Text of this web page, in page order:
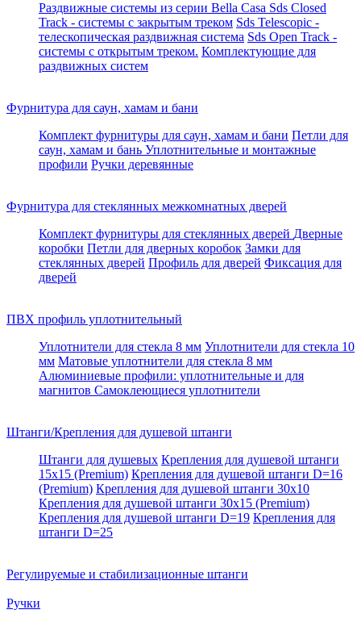
Раздвижные системы из серии Bella Casa Sds Closed
Track - системы с закрытым треком Sds Telescopic -
телескопическая раздвижная система Sds Open Track -
системы с открытым треком. Комплектующие для
раздвижных систем
Фурнитура для саун, хамам и бани
Комплект фурнитуры для саун, хамам и бани Петли для
саун, хамам и бань Уплотнительные и монтажные
профили Ручки деревянные
Фурнитура для стеклянных межкомнатных дверей
Комплект фурнитуры для стеклянных дверей Дверные
коробки Петли для дверных коробок Замки для
стеклянных дверей Профиль для дверей Фиксация для
дверей
ПВХ профиль уплотнительный
Уплотнители для стекла 8 мм Уплотнители для стекла 10
мм Матовые уплотнители для стекла 8 мм
Алюминиевые профили: уплотнительные и для
магнитов Самоклеющиеся уплотнители
Штанги/Крепления для душевой штанги
Штанги для душевых Крепления для душевой штанги
15х15 (Premium) Крепления для душевой штанги D=16
(Premium) Крепления для душевой штанги 30x10
Крепления для душевой штанги 30x15 (Premium)
Крепления для душевой штанги D=19 Крепления для
штанги D=25
Регулируемые и стабилизационные штанги
Ручки